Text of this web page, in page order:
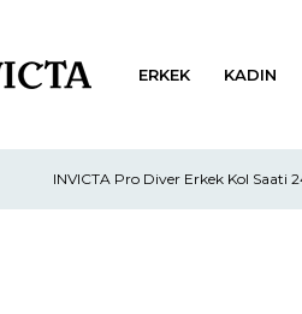
ERKEK KADIN
INVICTA Pro Diver Erkek Kol Saati